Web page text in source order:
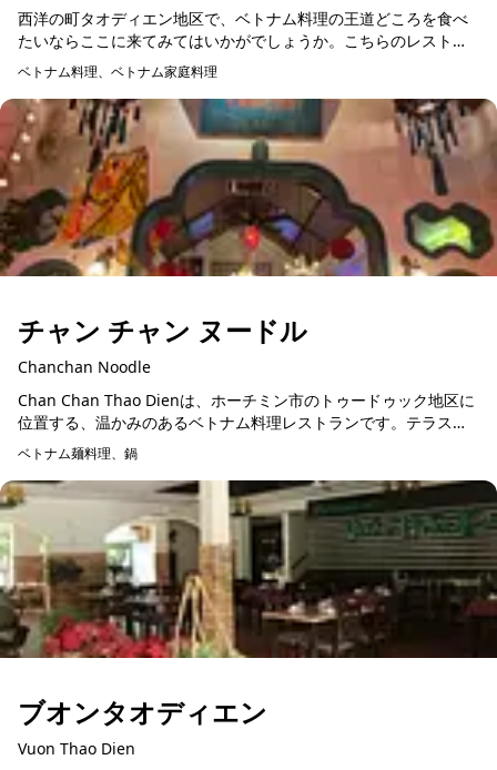
西洋の町タオディエン地区で、ベトナム料理の王道どころを食べ
たいならここに来てみてはいかがでしょうか。こちらのレストラ
ンはベトナム料理の中でも中部古都フエで食べられていた料理の
専門店。さっぱりとし...
ベトナム料理、ベトナム家庭料理
チャン チャン ヌードル
Chanchan Noodle
Chan Chan Thao Dienは、ホーチミン市のトゥードゥック地区に
位置する、温かみのあるベトナム料理レストランです。テラス席
でリラックスしながら、伝統的なベトナムの麺や鍋料理をお楽し
み...
ベトナム麺料理、鍋
ブオンタオディエン
Vuon Thao Dien